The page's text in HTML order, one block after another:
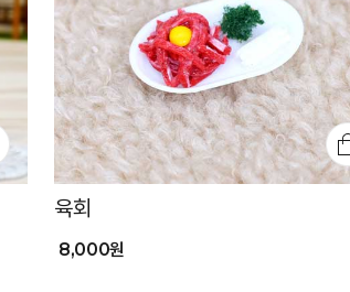
육회
8,000원